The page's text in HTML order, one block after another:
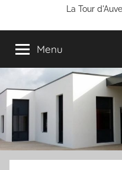
La Tour
Menu